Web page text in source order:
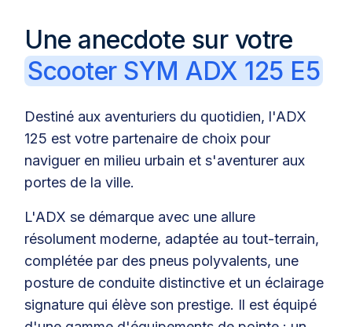
Une anecdote sur votre
Scooter SYM ADX 125 E5
Destiné aux aventuriers du quotidien, l'ADX
125 est votre partenaire de choix pour
naviguer en milieu urbain et s'aventurer aux
portes de la ville.
L'ADX se démarque avec une allure
résolument moderne, adaptée au tout-terrain,
complétée par des pneus polyvalents, une
posture de conduite distinctive et un éclairage
signature qui élève son prestige. Il est équipé